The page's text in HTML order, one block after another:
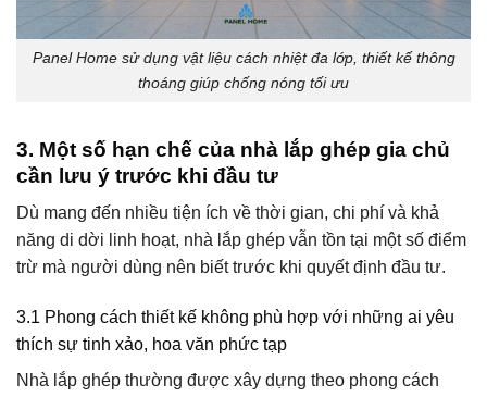
Panel Home sử dụng vật liệu cách nhiệt đa lớp, thiết kế thông
thoáng giúp chống nóng tối ưu
3. Một số hạn chế của nhà lắp ghép gia chủ
cần lưu ý trước khi đầu tư
Dù mang đến nhiều tiện ích về thời gian, chi phí và khả
năng di dời linh hoạt, nhà lắp ghép vẫn tồn tại một số điểm
trừ mà người dùng nên biết trước khi quyết định đầu tư.
3.1 Phong cách thiết kế không phù hợp với những ai yêu
thích sự tinh xảo, hoa văn phức tạp
Nhà lắp ghép thường được xây dựng theo phong cách